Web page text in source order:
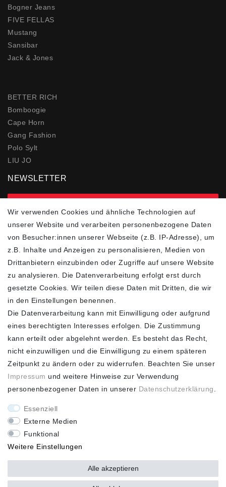
Bogner Jeans
FIVE FELLAS
Mustang
Sansibar
Jack & Jones
BETTER RICH
Bomboogie
Cape Horn
Gang Fashion
Polo Sylt
LIU JO
NEWSLETTER
FOLGEN SIE UNS
ZAHLUNGSARTEN
SCHNELLER UND
KOSTENLOSER
FASHION HOUSE
Hotline: +49
(0)15223993771 (Mo. bis
Versandkosten ** Nur innerhalb Deutschlands *** Hotline:
(0)15223993771 (Mo. bis Fr. 10 - 16 Uhr)
Wir verwenden Cookies und ähnliche Technologien auf
unserer Website und verarbeiten personenbezogene Daten
von Besucher:innen unserer Webseite (z.B. IP-Adresse), um
z.B. Inhalte und Anzeigen zu personalisieren, Medien von
Drittanbietern einzubinden oder Zugriffe auf unsere Website
zu analysieren. Die Datenverarbeitung erfolgt erst durch
gesetzte Cookies. Wir teilen diese Daten mit Dritten, die wir
in den Einstellungen benennen.
Die Datenverarbeitung kann mit Einwilligung oder aufgrund
eines berechtigten Interesses erfolgen. Die Zustimmung
kann erteilt oder abgelehnt werden. Es besteht das Recht,
nicht einzuwilligen und die Einwilligung zu einem späteren
Zeitpunkt zu ändern oder zu widerrufen. Beachten Sie unser
Impressum und weitere Hinweise zur Verwendung
personenbezogener Daten in unserer Daten­schutz­erklärung
Essenziell
Externe Medien
Funktional
Weitere Einstellungen
Alle akzeptieren